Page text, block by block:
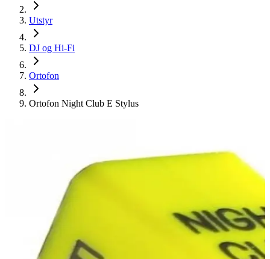
Utstyr
DJ og Hi-Fi
Ortofon
Ortofon Night Club E Stylus